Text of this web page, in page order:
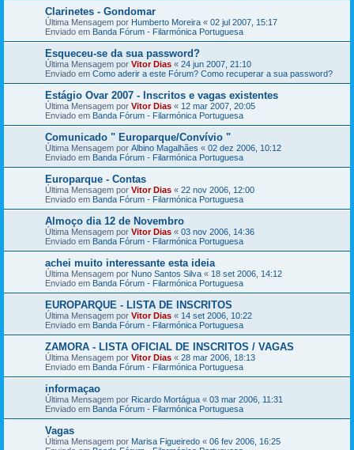
Clarinetes - Gondomar
Última Mensagem por Humberto Moreira « 02 jul 2007, 15:17
Enviado em Banda Fórum - Filarmónica Portuguesa
Esqueceu-se da sua password?
Última Mensagem por Vitor Dias « 24 jun 2007, 21:10
Enviado em Como aderir a este Fórum? Como recuperar a sua password?
Estágio Ovar 2007 - Inscritos e vagas existentes
Última Mensagem por Vitor Dias « 12 mar 2007, 20:05
Enviado em Banda Fórum - Filarmónica Portuguesa
Comunicado " Europarque/Convívio "
Última Mensagem por Albino Magalhães « 02 dez 2006, 10:12
Enviado em Banda Fórum - Filarmónica Portuguesa
Europarque - Contas
Última Mensagem por Vitor Dias « 22 nov 2006, 12:00
Enviado em Banda Fórum - Filarmónica Portuguesa
Almoço dia 12 de Novembro
Última Mensagem por Vitor Dias « 03 nov 2006, 14:36
Enviado em Banda Fórum - Filarmónica Portuguesa
achei muito interessante esta ideia
Última Mensagem por Nuno Santos Silva « 18 set 2006, 14:12
Enviado em Banda Fórum - Filarmónica Portuguesa
EUROPARQUE - LISTA DE INSCRITOS
Última Mensagem por Vitor Dias « 14 set 2006, 10:22
Enviado em Banda Fórum - Filarmónica Portuguesa
ZAMORA - LISTA OFICIAL DE INSCRITOS / VAGAS
Última Mensagem por Vitor Dias « 28 mar 2006, 18:13
Enviado em Banda Fórum - Filarmónica Portuguesa
informaçao
Última Mensagem por Ricardo Mortágua « 03 mar 2006, 11:31
Enviado em Banda Fórum - Filarmónica Portuguesa
Vagas
Última Mensagem por Marisa Figueiredo « 06 fev 2006, 16:25